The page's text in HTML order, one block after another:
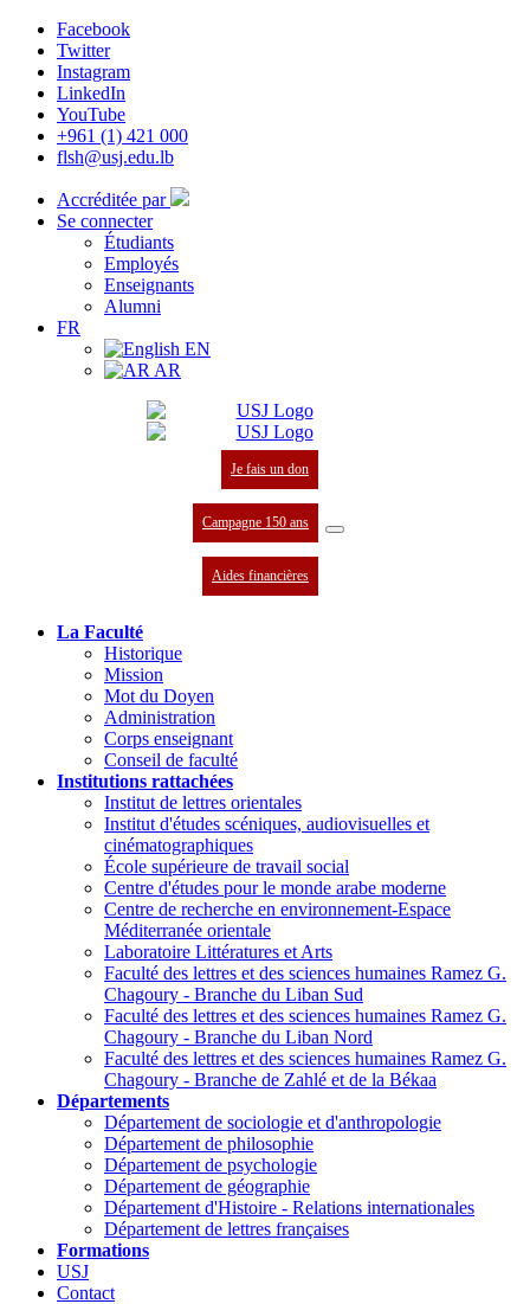
Facebook
Twitter
Instagram
LinkedIn
YouTube
+961 (1) 421 000
flsh@usj.edu.lb
Accréditée par
Se connecter
Étudiants
Employés
Enseignants
Alumni
FR
EN
AR
Je fais un don
Campagne 150 ans
Aides financières
La Faculté
Historique
Mission
Mot du Doyen
Administration
Corps enseignant
Conseil de faculté
Institutions rattachées
Institut de lettres orientales
Institut d'études scéniques, audiovisuelles et
cinématographiques
École supérieure de travail social
Centre d'études pour le monde arabe moderne
Centre de recherche en environnement-Espace
Méditerranée orientale
Laboratoire Littératures et Arts
Faculté des lettres et des sciences humaines Ramez G.
Chagoury - Branche du Liban Sud
Faculté des lettres et des sciences humaines Ramez G.
Chagoury - Branche du Liban Nord
Faculté des lettres et des sciences humaines Ramez G.
Chagoury - Branche de Zahlé et de la Békaa
Départements
Département de sociologie et d'anthropologie
Département de philosophie
Département de psychologie
Département de géographie
Département d'Histoire - Relations internationales
Département de lettres françaises
Formations
USJ
Contact